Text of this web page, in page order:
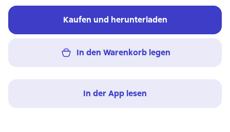
Kaufen und herunterladen
In den Warenkorb legen
In der App lesen